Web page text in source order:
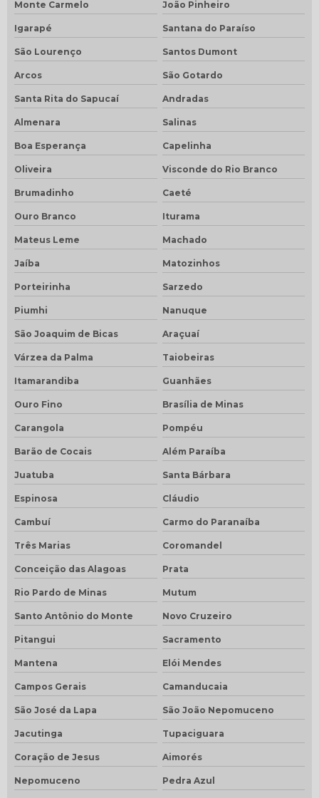
Serviços de instalações elétricas
Sistema de alarme de incêndio wireless
Sistema de alarme wireless
Sistema de detecção e alarme de incêndio wireless
Monte Carmelo João Pinheiro
Igarapé Santana do Paraíso
São Lourenço Santos Dumont
Arcos São Gotardo
Santa Rita do Sapucaí Andradas
Almenara Salinas
Boa Esperança Capelinha
Oliveira Visconde do Rio Branco
Brumadinho Caeté
Ouro Branco Iturama
Mateus Leme Machado
Jaíba Matozinhos
Porteirinha Sarzedo
Piumhi Nanuque
São Joaquim de Bicas Araçuaí
Várzea da Palma Taiobeiras
Itamarandiba Guanhães
Ouro Fino Brasília de Minas
Carangola Pompéu
Barão de Cocais Além Paraíba
Juatuba Santa Bárbara
Espinosa Cláudio
Cambuí Carmo do Paranaíba
Três Marias Coromandel
Conceição das Alagoas Prata
Rio Pardo de Minas Mutum
Santo Antônio do Monte Novo Cruzeiro
Pitangui Sacramento
Mantena Elói Mendes
Campos Gerais Camanducaia
São José da Lapa São João Nepomuceno
Jacutinga Tupaciguara
Coração de Jesus Aimorés
Nepomuceno Pedra Azul